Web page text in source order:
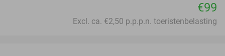
€99
Excl. ca. €2,50 p.p.p.n. toeristenbelasting